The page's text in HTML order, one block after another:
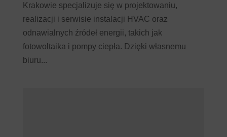
Krakowie specjalizuje się w projektowaniu,
realizacji i serwisie instalacji HVAC oraz
odnawialnych źródeł energii, takich jak
fotowoltaika i pompy ciepła. Dzięki własnemu
biuru...